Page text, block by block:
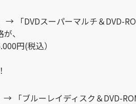
→ 「DVDスーパーマルチ＆DVD-
、
(税込）
→ 「ブルーレイディスク＆DVD-